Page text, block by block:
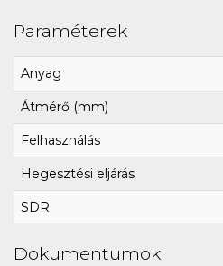
Paraméterek
Anyag
Átmérő (mm)
Felhasználás
Hegesztési eljárás
SDR
Dokumentumok